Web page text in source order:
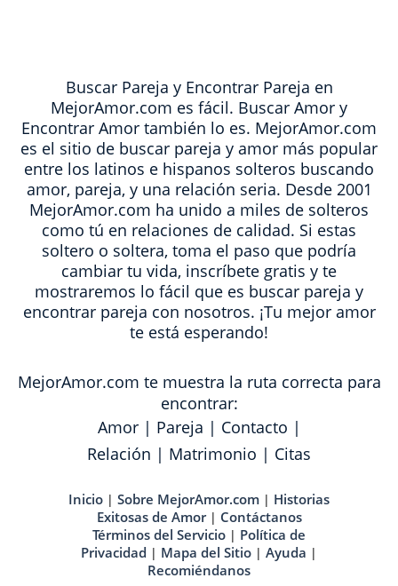
Buscar Pareja y Encontrar Pareja en
MejorAmor.com es fácil. Buscar Amor y
Encontrar Amor también lo es. MejorAmor.com
es el sitio de buscar pareja y amor más popular
entre los latinos e hispanos solteros buscando
amor, pareja, y una relación seria. Desde 2001
MejorAmor.com ha unido a miles de solteros
como tú en relaciones de calidad. Si estas
soltero o soltera, toma el paso que podría
cambiar tu vida, inscríbete gratis y te
mostraremos lo fácil que es buscar pareja y
encontrar pareja con nosotros. ¡Tu mejor amor
te está esperando!
MejorAmor.com te muestra la ruta correcta para
encontrar:
Amor| Pareja | Contacto |
Relación | Matrimonio | Citas
Inicio | Sobre MejorAmor.com | Historias
Exitosas de Amor| Contáctanos
Términos del Servicio | Política de
Privacidad | Mapa del Sitio | Ayuda |
Recomiéndanos